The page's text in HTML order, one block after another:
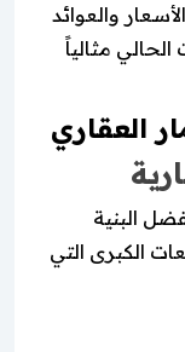
والعوائد
مثالياً
العقاري
البنية
الكبرى التي